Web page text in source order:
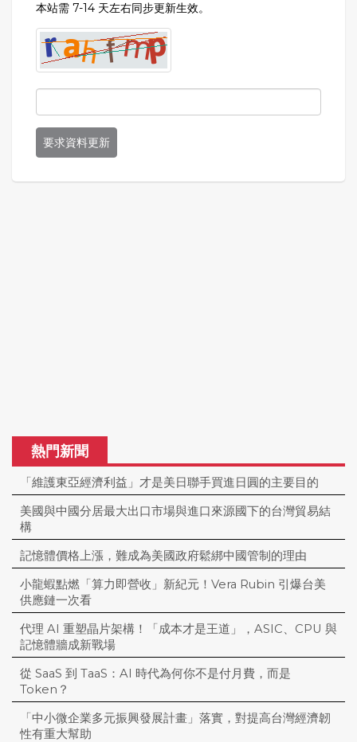
本站需 7-14 天左右同步更新生效。
要求資料更新
熱門新聞
「維護東亞經濟利益」才是美日聯手買進日圓的主要目的
美國與中國分居最大出口市場與進口來源國下的台灣貿易結
構
記憶體價格上漲，難成為美國政府鬆綁中國管制的理由
小龍蝦點燃「算力即營收」新紀元！Vera Rubin 引爆台美
供應鏈一次看
代理 AI 重塑晶片架構！「成本才是王道」，ASIC、CPU 與
記憶體牆成新戰場
從 SaaS 到 TaaS：AI 時代為何你不是付月費，而是
Token？
「中小微企業多元振興發展計畫」落實，對提高台灣經濟韌
性有重大幫助